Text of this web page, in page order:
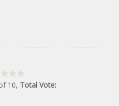
10, Total Vote: